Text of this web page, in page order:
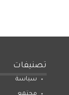
تصنيفات
سياسة